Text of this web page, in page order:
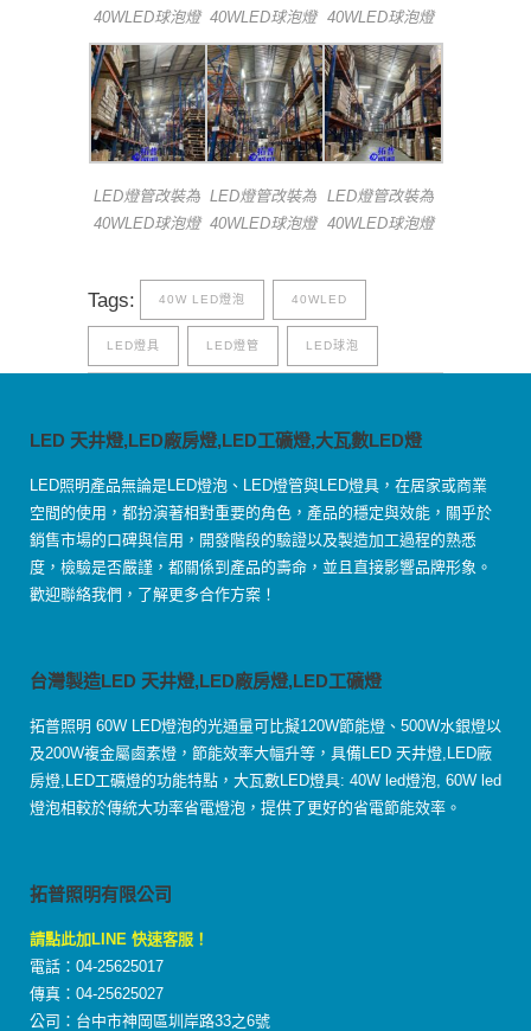
40WLED球泡燈 40WLED球泡燈 40WLED球泡燈
LED燈管改裝為
40WLED球泡燈
LED燈管改裝為
40WLED球泡燈
LED燈管改裝為
40WLED球泡燈
Tags: 40W LED燈泡 40WLED
LED燈具 LED燈管 LED球泡
LED 天井燈,LED廠房燈,LED工礦燈,大瓦數LED燈
LED照明產品無論是LED燈泡、LED燈管與LED燈具，在居家或商業
空間的使用，都扮演著相對重要的角色，產品的穩定與效能，關乎於
銷售市場的口碑與信用，開發階段的驗證以及製造加工過程的熟悉
度，檢驗是否嚴謹，都關係到產品的壽命，並且直接影響品牌形象。
歡迎聯絡我們，了解更多合作方案！
台灣製造LED 天井燈,LED廠房燈,LED工礦燈
拓普照明 60W LED燈泡的光通量可比擬120W節能燈、500W水銀燈以
及200W複金屬鹵素燈，節能效率大幅升等，具備LED 天井燈,LED廠
房燈,LED工礦燈的功能特點，大瓦數LED燈具: 40W led燈泡, 60W led
燈泡相較於傳統大功率省電燈泡，提供了更好的省電節能效率。
拓普照明有限公司
請點此加LINE 快速客服！
電話：04-25625017
傳真：04-25625027
公司：台中市神岡區圳岸路33之6號